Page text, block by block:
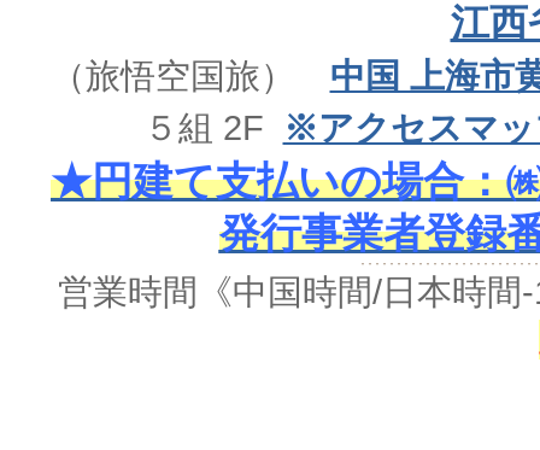
江西
（旅悟空国旅） 中国 上海市
５組 2F
※アクセスマ
★円建て支払いの場合：
発行事業者登録
営業時間《中国時間/日本時間